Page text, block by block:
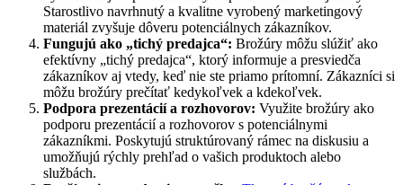
Starostlivo navrhnutý a kvalitne vyrobený marketingový
materiál zvyšuje dôveru potenciálnych zákazníkov.
Fungujú ako „tichý predajca“: Brožúry môžu slúžiť ako
efektívny „tichý predajca“, ktorý informuje a presviedča
zákazníkov aj vtedy, keď nie ste priamo prítomní. Zákazníci si
môžu brožúry prečítať kedykoľvek a kdekoľvek.
Podpora prezentácií a rozhovorov: Využite brožúry ako
podporu prezentácií a rozhovorov s potenciálnymi
zákazníkmi. Poskytujú struktúrovaný rámec na diskusiu a
umožňujú rýchly prehľad o vašich produktoch alebo
službách.